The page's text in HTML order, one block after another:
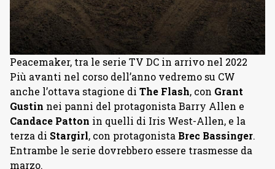
Peacemaker, tra le serie TV DC in arrivo nel 2022
Più avanti nel corso dell’anno vedremo su CW
anche l’ottava stagione di The Flash, con Grant
Gustin nei panni del protagonista Barry Allen e
Candace Patton in quelli di Iris West-Allen, e la
terza di Stargirl, con protagonista Brec Bassinger.
Entrambe le serie dovrebbero essere trasmesse da
marzo.